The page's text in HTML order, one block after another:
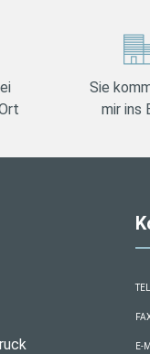
Sie
mir ins
E-